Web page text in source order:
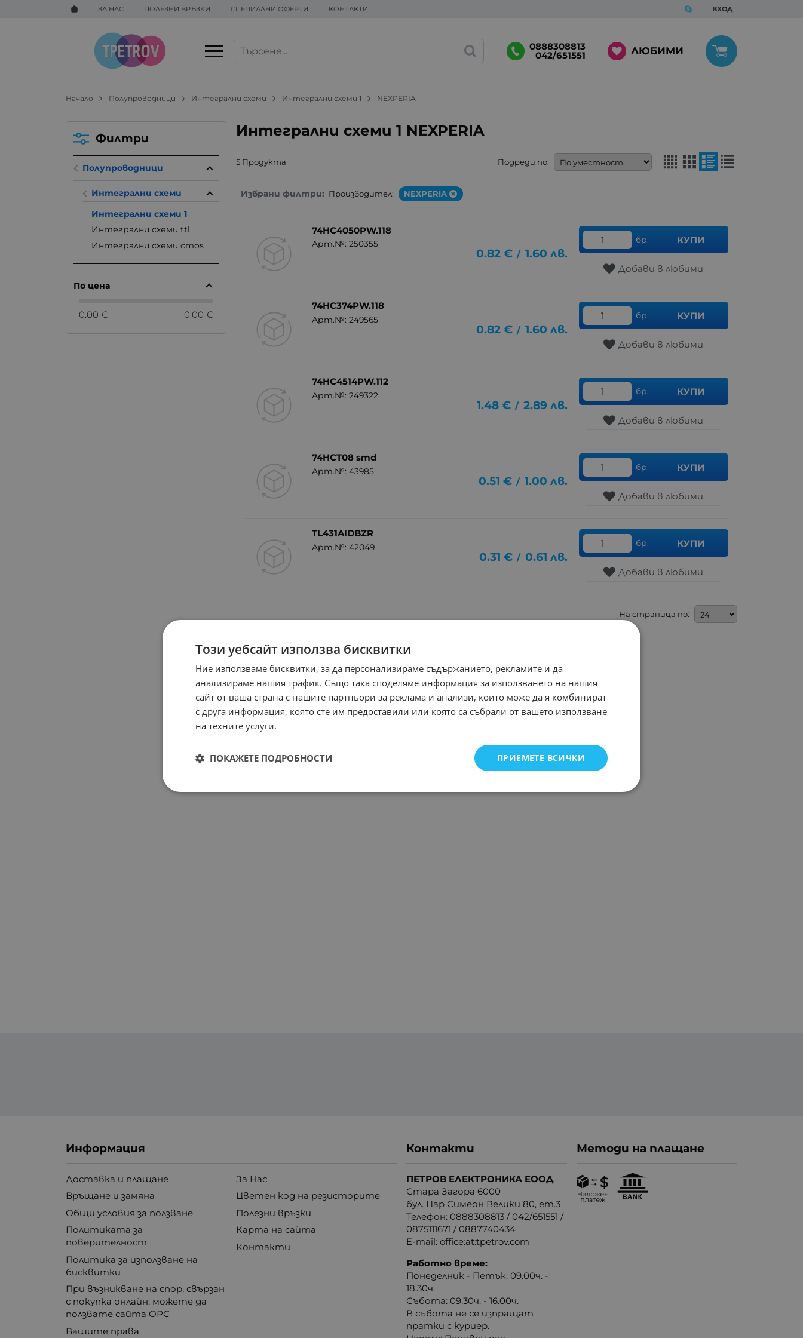
ЗА НАС ПОЛЕЗНИ ВРЪЗКИ СПЕЦИАЛНИ ОФЕРТИ КОНТАКТИ ВХОД
0888308813
042/651551 ЛЮБИМИ
Начало Полупроводници Интегрални схеми Интегрални схеми 1 NEXPERIA
Интегрални схеми 1 NEXPERIA
5 Продукта Подреди по:
Избрани филтри: Производител: NEXPERIA
74HC4050PW.118
Арт.№: 250355
0.82 € / 1.60 лв.
бр. КУПИ
Добави в любими
74HC374PW.118
Арт.№: 249565
0.82 € / 1.60 лв.
бр. КУПИ
Добави в любими
74HC4514PW.112
Арт.№: 249322
1.48 € / 2.89 лв.
бр. КУПИ
Добави в любими
74HCT08 smd
Арт.№: 43985
0.51 € / 1.00 лв.
бр. КУПИ
Добави в любими
TL431AIDBZR
Арт.№: 42049
0.31 € / 0.61 лв.
бр. КУПИ
Добави в любими
На страница по:
Филтри
Полупроводници
Интегрални схеми
Интегрални схеми 1
Интегрални схеми ttl
Интегрални схеми cmos
По цена
0.00 € 0.00 €
Информация
Доставка и плащане
Връщане и замяна
Общи условия за ползване
Политиката за
поверителност
Политика за използване на
бисквитки
При възникване на спор, свързан
с покупка онлайн, можете да
ползвате сайта ОРС
Вашите права
За Нас
Цветен код на резисторите
Полезни връзки
Карта на сайта
Контакти
Контакти
ПЕТРОВ ЕЛЕКТРОНИКА ЕООД
Стара Загора 6000
бул. Цар Симеон Велики 80, ет.3
Телефон:0888308813 /042/651551 /
0875111671 /0887740434
E-mail:office:at:tpetrov.com
Работно време:
Понеделник - Петък: 09.00ч. -
18.30ч.
Събота: 09.30ч. - 16.00ч.
В събота не се изпращат
пратки с куриер.
Методи на плащане
Този уебсайт използва бисквитки
Ние използваме бисквитки, за да персонализираме съдържанието, рекламите и да
анализираме нашия трафик. Също така споделяме информация за използването на нашия
сайт от ваша страна с нашите партньори за реклама и анализи, които може да я комбинират
с друга информация, която сте им предоставили или която са събрали от вашето използване
на техните услуги.
ПРИЕМЕТЕ ВСИЧКИ
ПОКАЖЕТЕ ПОДРОБНОСТИ